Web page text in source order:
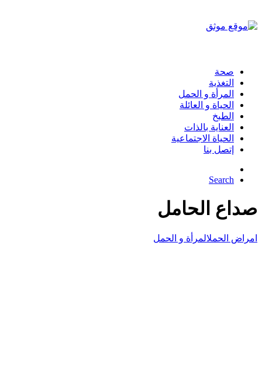
صحة
التغذية
المرأة و الحمل
الحياة و العائلة
الطبخ
العناية بالذات
الحياة الاجتماعية
إتصل بنا
Search
صداع الحامل
امراض الحملالمرأة و الحمل